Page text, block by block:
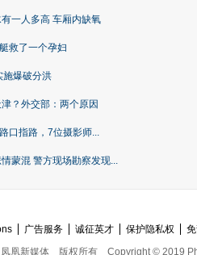
一人多高 车厢内缺氧
救了一个孕妇
施爆破分洪
？外交部：两个原因
口指路，7位摄影师...
蒙混 警方现场勘察发现...
广告服务 诚征英才 保护隐私权
凤凰新媒体
版权所有 Copyright © 2019